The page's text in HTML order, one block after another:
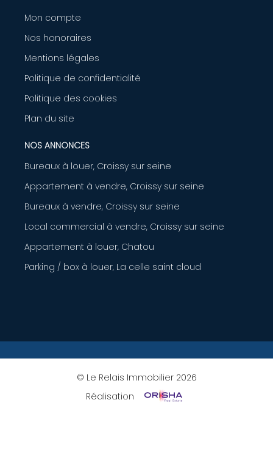
Mon compte
Nos honoraires
Mentions légales
Politique de confidentialité
Politique des cookies
Plan du site
NOS ANNONCES
Bureaux à louer, Croissy sur seine
Appartement à vendre, Croissy sur seine
Bureaux à vendre, Croissy sur seine
Local commercial à vendre, Croissy sur seine
Appartement à louer, Chatou
Parking / box à louer, La celle saint cloud
© Le Relais Immobilier 2026
Réalisation